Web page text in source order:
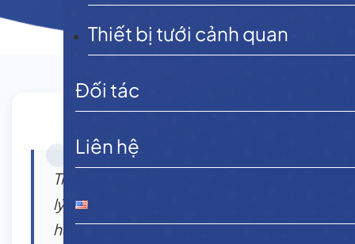
Thiết bị tưới cảnh quan
Đối tác
Liên hệ
Trong cấu trúc của một hệ thống xử
lý nước thải quy mô công nghiệp
hay đô thị,bể Aerotank(bể sinh